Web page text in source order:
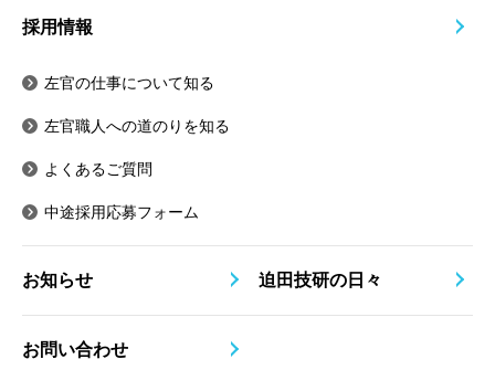
採用情報
左官の仕事について知る
左官職人への道のりを知る
よくあるご質問
中途採用応募フォーム
お知らせ 迫田技研の日々
お問い合わせ